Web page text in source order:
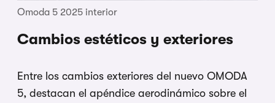
Omoda 5 2025 interior
Cambios estéticos y exteriores
Entre los cambios exteriores del nuevo OMODA
5, destacan el apéndice aerodinámico sobre el